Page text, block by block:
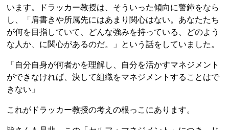
います。ドラッカー教授は、そういった傾向に警鐘をなら
し、「肩書きや所属先にはあまり関心はない。あなたたち
が何を目指していて、どんな強みを持っている、どのよう
な人か、に関心があるのだ。」という話をしていました。
「自分自身が何者かを理解し、自分を活かすマネジメント
ができなければ、決して組織をマネジメントすることはで
きない」
これがドラッカー教授の考えの根っこにあります。